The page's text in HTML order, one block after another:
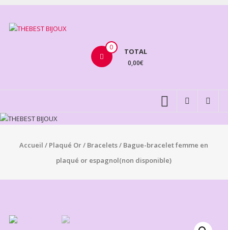
Aller
contenu
BIJOUX
0 TOTAL
0,00€
Accueil / Plaqué Or/ Bracelets/ Bague-bracelet femme en
plaqué or espagnol(non disponible)